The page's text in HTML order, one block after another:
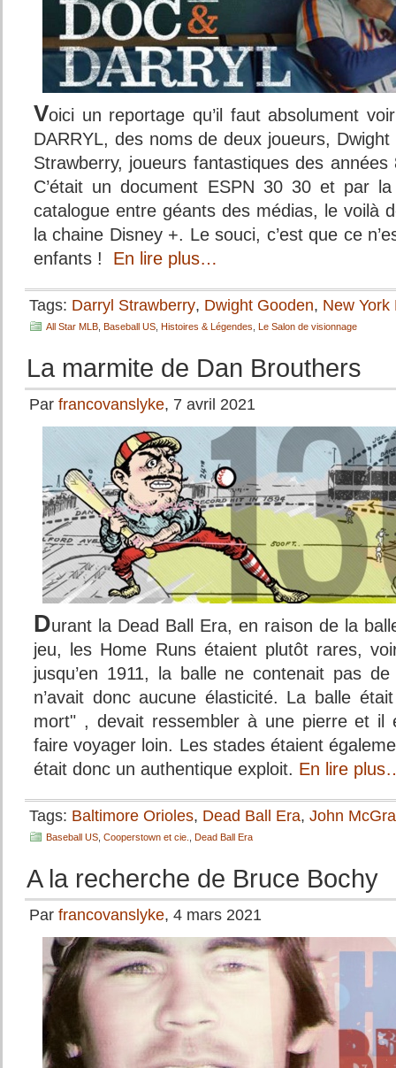
Voici un reportage qu’il faut absolument
DARRYL, des noms de deux joueurs,
Strawberry, joueurs fantastiques des
C’était un document ESPN 30 30 et par
catalogue entre géants des médias, le voilà
la chaine Disney +. Le souci, c’est que ce
enfants ! En lire plus…
Tags: Darryl Strawberry, Dwight Gooden, New York
All Star MLB Baseball US Histoires & Légendes Le Salon de visionnage
La marmite de Dan Brouthers
Par francovanslyke, 7 avril 2021
Durant la Dead Ball Era, en raison de la
jeu, les Home Runs étaient plutôt rares,
jusqu’en 1911, la balle ne contenait pas
n’avait donc aucune élasticité. La balle
mort" , devait ressembler à une pierre et il
faire voyager loin. Les stades étaient
était donc un authentique exploit. En lire
Tags: Baltimore Orioles, Dead Ball Era, John
Baseball US Cooperstown et cie. Dead Ball Era
A la recherche de Bruce Bochy
Par francovanslyke, 4 mars 2021